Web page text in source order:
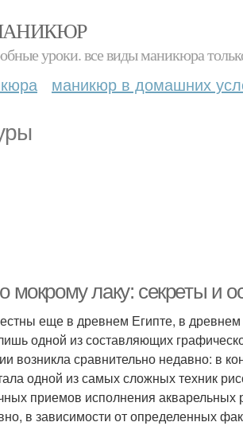
уроки. все виды маникюра
маникюр в домашних
мокрому лаку: секреты и
еще в древнем Египте, в
одной из составляющих
возникла сравнительно недавно: в
одной из самых сложных техник
приемов исполнения
в зависимости от определенных